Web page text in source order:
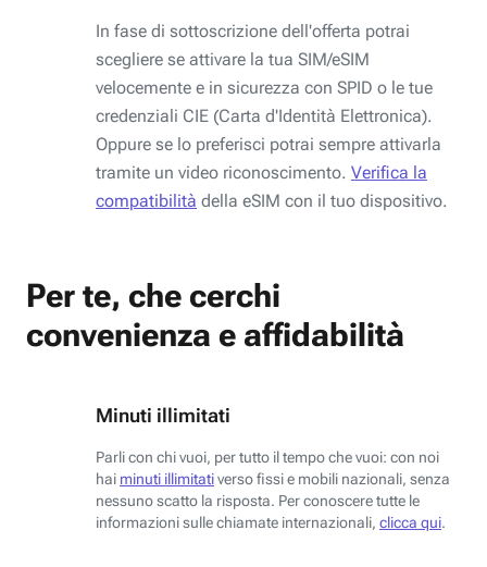
In fase di sottoscrizione dell'offerta potrai
scegliere se attivare la tua SIM/eSIM
velocemente e in sicurezza con SPID o le tue
credenziali CIE (Carta d'Identità Elettronica).
Oppure se lo preferisci potrai sempre attivarla
tramite un video riconoscimento. Verifica la
compatibilità della eSIM con il tuo dispositivo.
Per te, che cerchi
convenienza e affidabilità
Minuti illimitati
Parli con chi vuoi, per tutto il tempo che vuoi: con noi
hai minuti illimitativerso fissi e mobili nazionali, senza
nessuno scatto la risposta. Per conoscere tutte le
informazioni sulle chiamate internazionali, clicca qui.